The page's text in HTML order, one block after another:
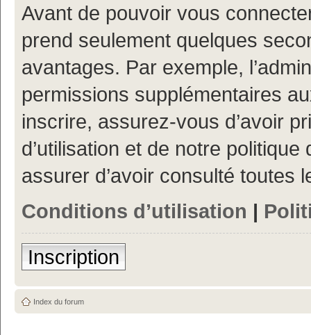
Avant de pouvoir vous
prend seulement quelques
avantages. Par exemple,
permissions supplémentaires
inscrire, assurez-vous d’avoir
d’utilisation et de notre
assurer d’avoir consulté toutes
Conditions d’utilisation |
Inscription
Index du forum